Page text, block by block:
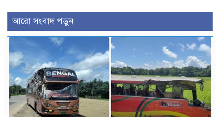
আরো সংবাদ পড়ুন